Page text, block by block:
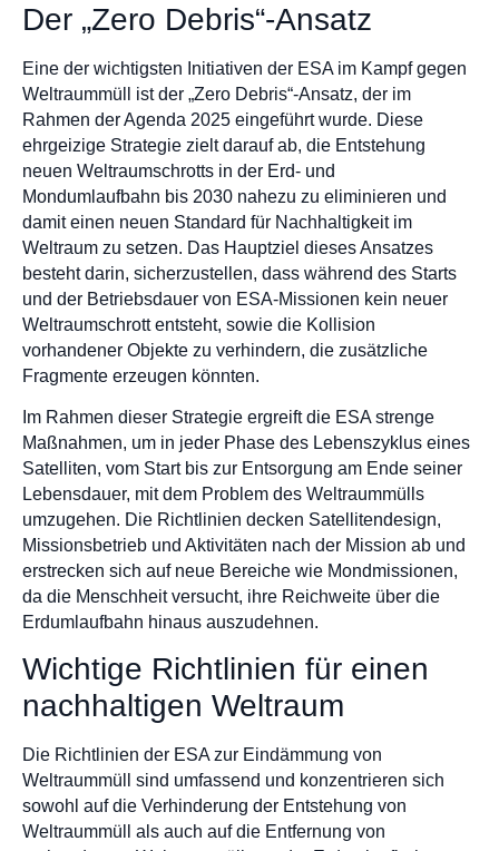
Der „Zero Debris“-Ansatz
Eine der wichtigsten Initiativen der ESA im Kampf gegen
Weltraummüll ist der „Zero Debris“-Ansatz, der im
Rahmen der Agenda 2025 eingeführt wurde. Diese
ehrgeizige Strategie zielt darauf ab, die Entstehung
neuen Weltraumschrotts in der Erd- und
Mondumlaufbahn bis 2030 nahezu zu eliminieren und
damit einen neuen Standard für Nachhaltigkeit im
Weltraum zu setzen. Das Hauptziel dieses Ansatzes
besteht darin, sicherzustellen, dass während des Starts
und der Betriebsdauer von ESA-Missionen kein neuer
Weltraumschrott entsteht, sowie die Kollision
vorhandener Objekte zu verhindern, die zusätzliche
Fragmente erzeugen könnten.
Im Rahmen dieser Strategie ergreift die ESA strenge
Maßnahmen, um in jeder Phase des Lebenszyklus eines
Satelliten, vom Start bis zur Entsorgung am Ende seiner
Lebensdauer, mit dem Problem des Weltraummülls
umzugehen. Die Richtlinien decken Satellitendesign,
Missionsbetrieb und Aktivitäten nach der Mission ab und
erstrecken sich auf neue Bereiche wie Mondmissionen,
da die Menschheit versucht, ihre Reichweite über die
Erdumlaufbahn hinaus auszudehnen.
Wichtige Richtlinien für einen
nachhaltigen Weltraum
Die Richtlinien der ESA zur Eindämmung von
Weltraummüll sind umfassend und konzentrieren sich
sowohl auf die Verhinderung der Entstehung von
Weltraummüll als auch auf die Entfernung von